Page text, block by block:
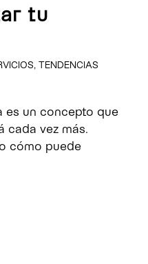
tu
, TENDENCIAS
es un concepto que
cada vez más.
cómo puede